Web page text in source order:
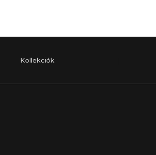
Kollekciók